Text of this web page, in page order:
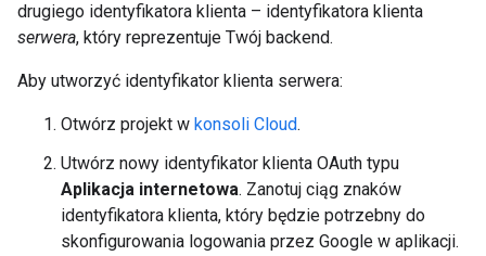
drugiego identyfikatora klienta – identyfikatora klienta
serwera, który reprezentuje Twój backend.
Aby utworzyć identyfikator klienta serwera:
Otwórz projekt w konsoli Cloud.
Utwórz nowy identyfikator klienta OAuth typu
Aplikacja internetowa. Zanotuj ciąg znaków
identyfikatora klienta, który będzie potrzebny do
skonfigurowania logowania przez Google w aplikacji.